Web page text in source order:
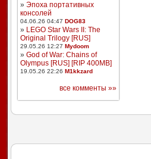
» Эпоха портативных
консолей
04.06.26 04:47 DOG83
» LEGO Star Wars II: The
Original Trilogy [RUS]
29.05.26 12:27 Mydoom
» God of War: Chains of
Olympus [RUS] [RIP 400MB]
19.05.26 22:26 M1kkzard
все комменты »»